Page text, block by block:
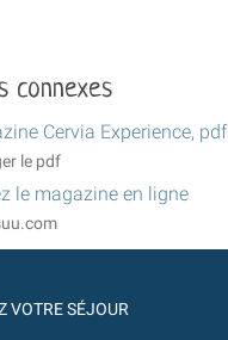
connexes
Cervia Experience, pdf
le pdf
le magazine en ligne
VOTRE SÉJOUR